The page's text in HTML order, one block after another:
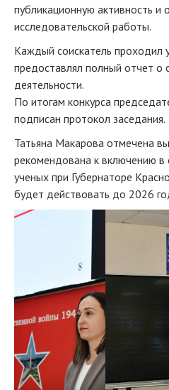
публикационную активность и
исследовательской работы.
Каждый соискатель проходил
предоставлял полный отчет о
деятельности.
По итогам конкурса
подписан протокол заседания.
Татьяна Макарова отмечена
рекомендована к включению
ученых при Губернаторе
будет действовать до 2026